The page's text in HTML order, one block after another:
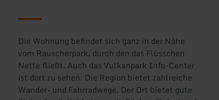
Die Wohnung befindet sich ganz in der Nähe
vom Rauscherpark, durch den das Flüsschen
Nette fließt. Auch das Vulkanpark Info-Center
ist dort zu sehen. Die Region bietet zahlreiche
Wander- und Fahrradwege. Der Ort bietet gute